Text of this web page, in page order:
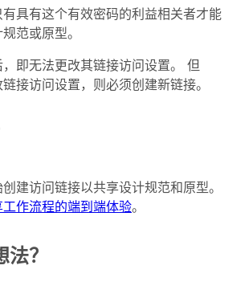
具有这个有效密码的利益相关者才能
范或原型。
即无法更改其链接访问设置。 但
接访问设置，则必须创建新链接。
建访问链接以共享设计规范和原型。
工作流程的端到端体验。
？